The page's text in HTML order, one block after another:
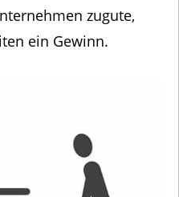
zugute,
ein Gewinn.